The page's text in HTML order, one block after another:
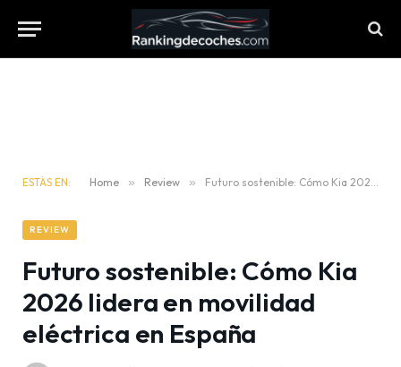
ESTÁS EN: Home » Review » Futuro sostenible: Cómo Kia 2026 lidera en movilidad eléctrica en España
REVIEW
Futuro sostenible: Cómo Kia
2026 lidera en movilidad
eléctrica en España